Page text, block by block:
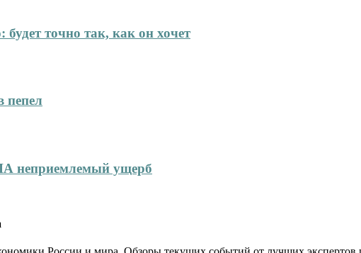
точно так, как он хочет
пепел
неприемлемый ущерб